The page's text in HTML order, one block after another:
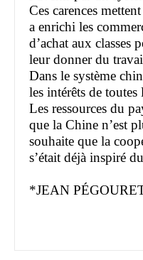
Ces carences
a enrichi les
d’achat aux classes
leur donner du
Dans le système
les intérêts de
Les ressources du
que la Chine n’est
souhaite que la
s’était déjà inspiré
*JEAN